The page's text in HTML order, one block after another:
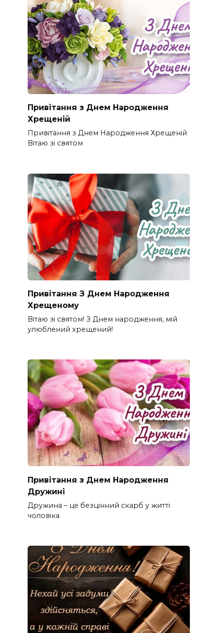
Привітання з Днем Народження
Хрещеній
Привітання з Днем Народження Хрещеній
Вітаю зі святом
Привітання З Днем Народження
Хрещеному
Вітаю зі святом! З Днем народження, мій
улюблений хрещений!
Привітання з Днем Народження
Дружині
Дружина – це безцінний скарб у житті
чоловіка